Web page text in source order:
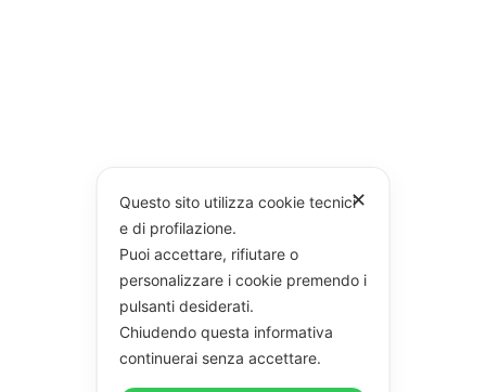
✕
Questo sito utilizza cookie tecnici
e di profilazione.
Puoi accettare, rifiutare o
personalizzare i cookie premendo i
pulsanti desiderati.
Chiudendo questa informativa
continuerai senza accettare.